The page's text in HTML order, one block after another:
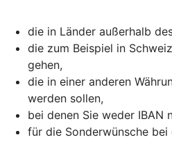
die in Länder außerhalb
die zum Beispiel in
gehen,
die in einer anderen
werden sollen,
bei denen Sie weder IBAN
für die Sonderwünsche